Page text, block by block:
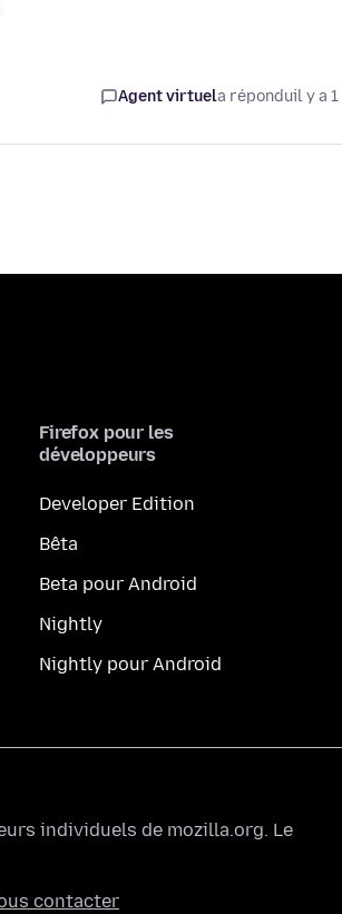
Agent virtuela réponduil y a 1
Firefox pour les
développeurs
Developer Edition
Bêta
Beta pour Android
Nightly
Nightly pour Android
individuels de mozilla.org. Le
contacter